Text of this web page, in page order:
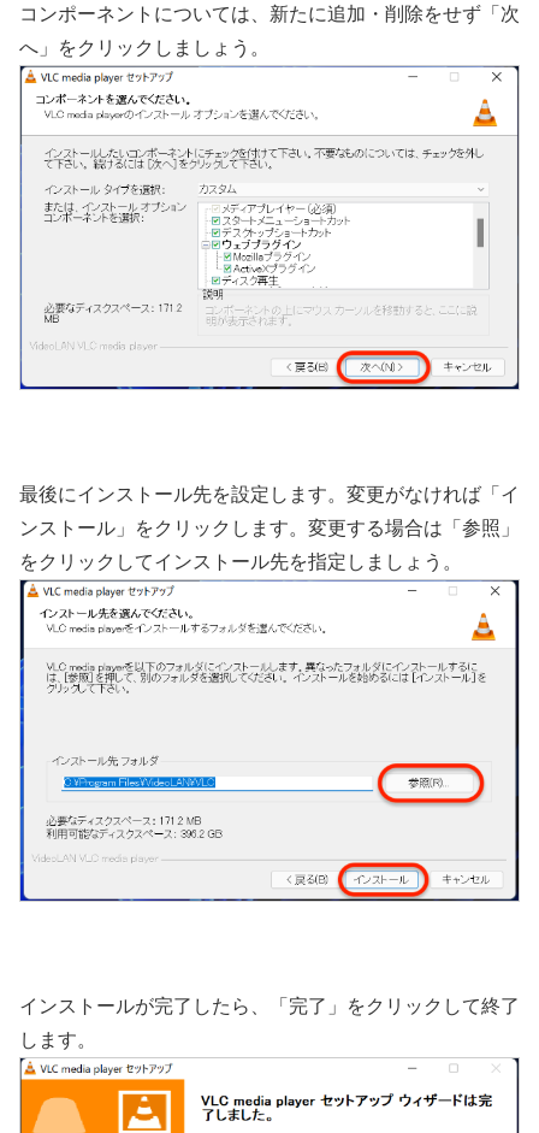
コンポーネントについては、新たに追加・削除をせず「次
へ」をクリックしましょう。
最後にインストール先を設定します。変更がなければ「イ
ンストール」をクリックします。変更する場合は「参照」
をクリックしてインストール先を指定しましょう。
インストールが完了したら、「完了」をクリックして終了
します。